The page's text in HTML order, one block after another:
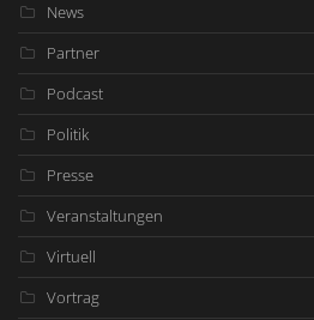
News
Partner
Podcast
Politik
Presse
Veranstaltungen
Virtuell
Vortrag